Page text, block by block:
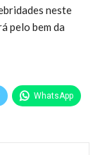
neste
pelo bem da
WhatsApp